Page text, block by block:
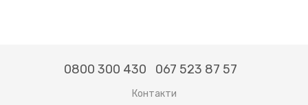
0800 300 430 067 523 87 57
Контакти